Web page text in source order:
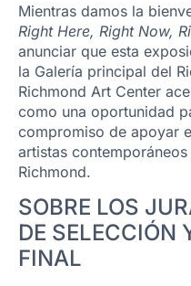
Mientras damos la
Right Here, Right Now,
anunciar que esta
la Galería principal del
Richmond Art Center
como una oportunidad
compromiso de apoyar
artistas
Richmond.
SOBRE LOS
DE SELECCIÓN
FINAL